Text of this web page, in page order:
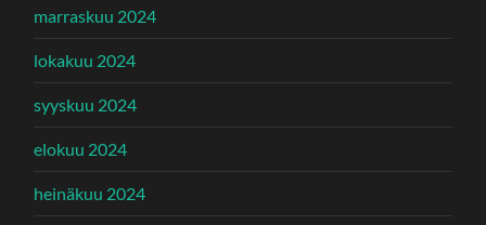
marraskuu 2024
lokakuu 2024
syyskuu 2024
elokuu 2024
heinäkuu 2024